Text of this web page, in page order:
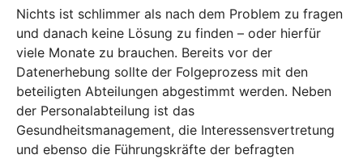
Nichts ist schlimmer als nach dem Problem zu fragen
und danach keine Lösung zu finden – oder hierfür
viele Monate zu brauchen. Bereits vor der
Datenerhebung sollte der Folgeprozess mit den
beteiligten Abteilungen abgestimmt werden. Neben
der Personalabteilung ist das
Gesundheitsmanagement, die Interessensvertretung
und ebenso die Führungskräfte der befragten